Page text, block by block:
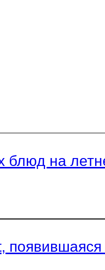
блюд на
появившаяся